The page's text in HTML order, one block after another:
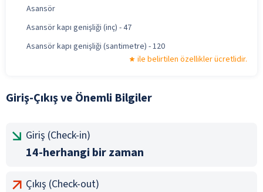
Asansör
Asansör kapı genişliği (inç) - 47
Asansör kapı genişliği (santimetre) - 120
ile belirtilen özellikler ücretlidir.
Giriş-Çıkış ve Önemli Bilgiler
Giriş (Check-in)
14-herhangi bir zaman
Çıkış (Check-out)